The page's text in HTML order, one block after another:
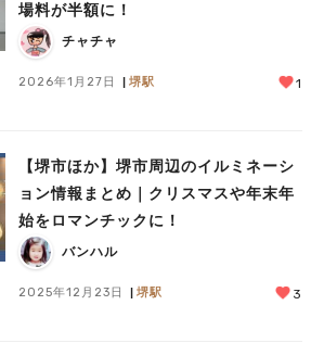
場料が半額に！
チャチャ
2026年1月27日 堺駅 1
【堺市ほか】堺市周辺のイルミネーシ
ョン情報まとめ｜クリスマスや年末年
始をロマンチックに！
バンハル
2025年12月23日 堺駅 3